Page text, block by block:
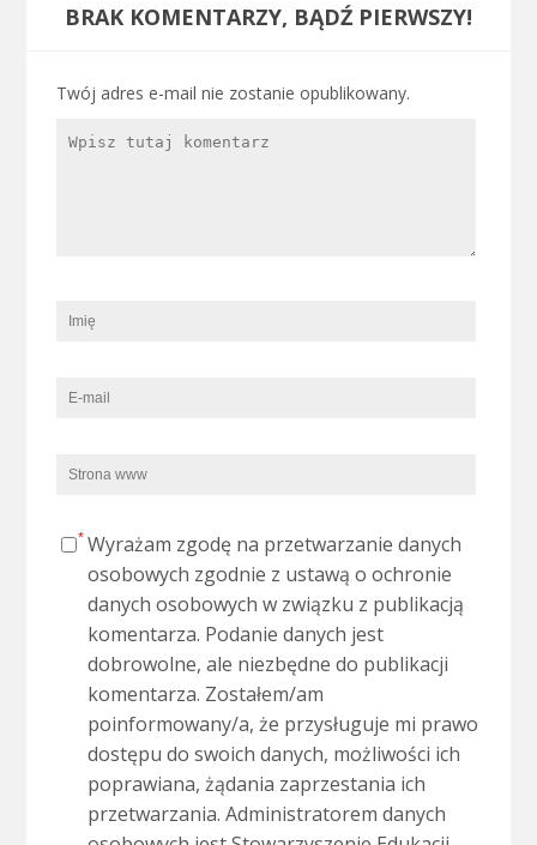
BRAK KOMENTARZY, BĄDŹ PIERWSZY!
Twój adres e-mail nie zostanie opublikowany.
Wyrażam zgodę na przetwarzanie danych
osobowych zgodnie z ustawą o ochronie
danych osobowych w związku z publikacją
komentarza. Podanie danych jest
dobrowolne, ale niezbędne do publikacji
komentarza. Zostałem/am
poinformowany/a, że przysługuje mi prawo
dostępu do swoich danych, możliwości ich
poprawiana, żądania zaprzestania ich
przetwarzania. Administratorem danych